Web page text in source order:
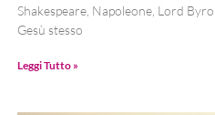
Shakespeare, Napoleone, Lord
Gesù stesso
Leggi Tutto »